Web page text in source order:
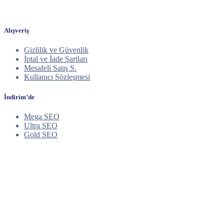
Alışveriş
Gizlilik ve Güvenlik
İptal ve İade Şartları
Mesafeli Satış S.
Kullanıcı Sözleşmesi
İndirim’de
Mega SEO
Ultra SEO
Gold SEO